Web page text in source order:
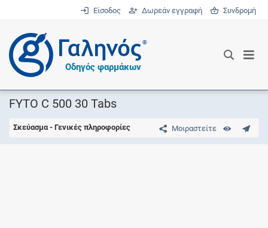
Είσοδος Δωρεάν εγγραφή Συνδρομή
®
Οδηγός φαρμάκων
FYTO C 500 30 Tabs
Μοιραστείτε
Σκεύασμα - Γενικές πληροφορίες